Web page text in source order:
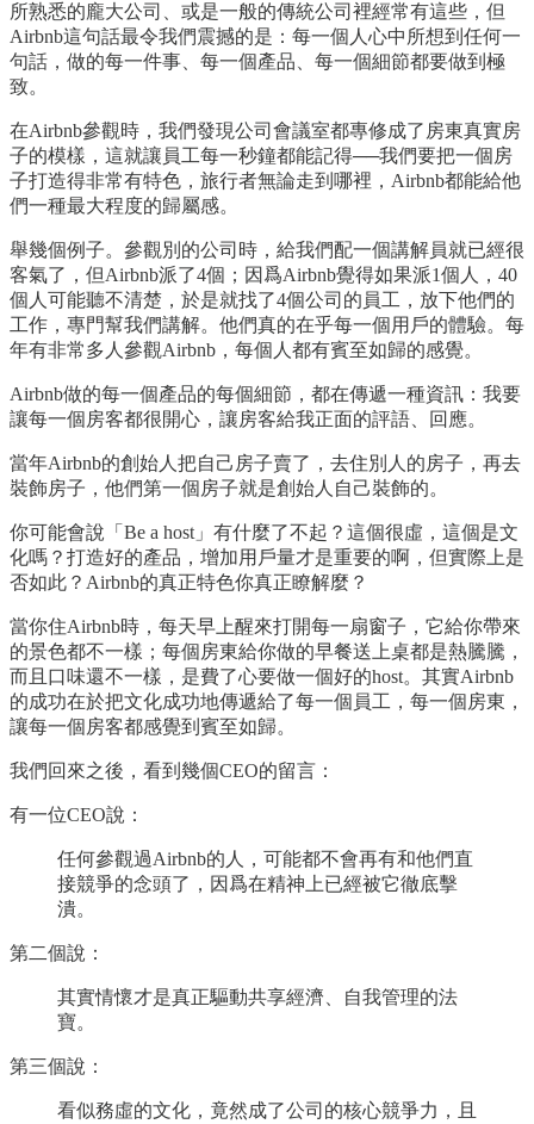
所熟悉的龐大公司、或是一般的傳統公司裡經常有這些，但
Airbnb這句話最令我們震撼的是：每一個人心中所想到任何一
句話，做的每一件事、每一個產品、每一個細節都要做到極
致。
在Airbnb參觀時，我們發現公司會議室都專修成了房東真實房
子的模樣，這就讓員工每一秒鐘都能記得──我們要把一個房
子打造得非常有特色，旅行者無論走到哪裡，Airbnb都能給他
們一種最大程度的歸屬感。
舉幾個例子。參觀別的公司時，給我們配一個講解員就已經很
客氣了，但Airbnb派了4個；因爲Airbnb覺得如果派1個人，40
個人可能聽不清楚，於是就找了4個公司的員工，放下他們的
工作，專門幫我們講解。他們真的在乎每一個用戶的體驗。每
年有非常多人參觀Airbnb，每個人都有賓至如歸的感覺。
Airbnb做的每一個產品的每個細節，都在傳遞一種資訊：我要
讓每一個房客都很開心，讓房客給我正面的評語、回應。
當年Airbnb的創始人把自己房子賣了，去住別人的房子，再去
裝飾房子，他們第一個房子就是創始人自己裝飾的。
你可能會說「Be a host」有什麼了不起？這個很虛，這個是文
化嗎？打造好的產品，增加用戶量才是重要的啊，但實際上是
否如此？Airbnb的真正特色你真正瞭解麼？
當你住Airbnb時，每天早上醒來打開每一扇窗子，它給你帶來
的景色都不一樣；每個房東給你做的早餐送上桌都是熱騰騰，
而且口味還不一樣，是費了心要做一個好的host。其實Airbnb
的成功在於把文化成功地傳遞給了每一個員工，每一個房東，
讓每一個房客都感覺到賓至如歸。
我們回來之後，看到幾個CEO的留言：
有一位CEO說：
任何參觀過Airbnb的人，可能都不會再有和他們直
接競爭的念頭了，因爲在精神上已經被它徹底擊
潰。
第二個說：
其實情懷才是真正驅動共享經濟、自我管理的法
寶。
第三個說：
看似務虛的文化，竟然成了公司的核心競爭力，且